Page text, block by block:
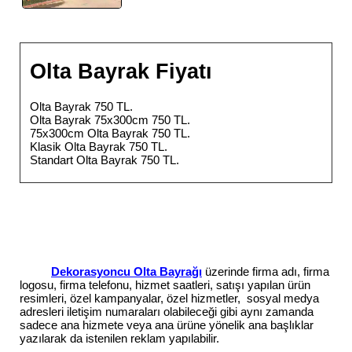
Olta Bayrak Fiyatı
Olta Bayrak 750 TL.
Olta Bayrak 75x300cm 750 TL.
75x300cm Olta Bayrak 750 TL.
Klasik Olta Bayrak 750 TL.
Standart Olta Bayrak 750 TL.
Dekorasyoncu Olta Bayrağı üzerinde firma adı, firma
logosu, firma telefonu, hizmet saatleri, satışı yapılan ürün
resimleri, özel kampanyalar, özel hizmetler, sosyal medya
adresleri iletişim numaraları olabileceği gibi aynı zamanda
sadece ana hizmete veya ana ürüne yönelik ana başlıklar
yazılarak da istenilen reklam yapılabilir.